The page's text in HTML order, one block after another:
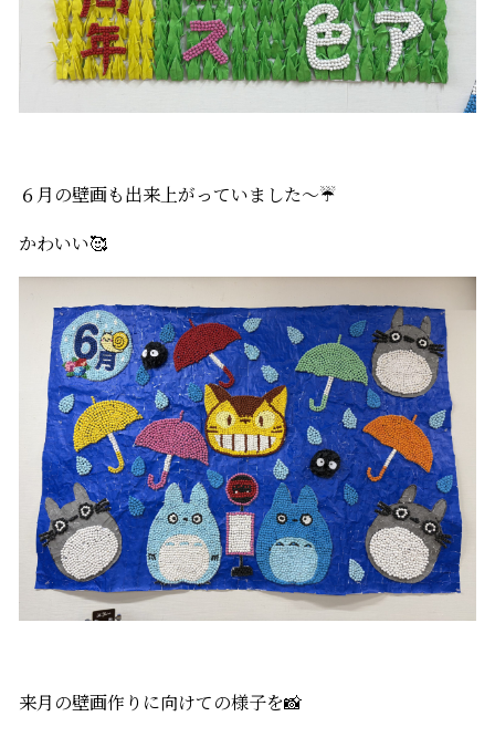
６月の壁画も出来上がっていました～☔
かわいい🥰
来月の壁画作りに向けての様子を📸